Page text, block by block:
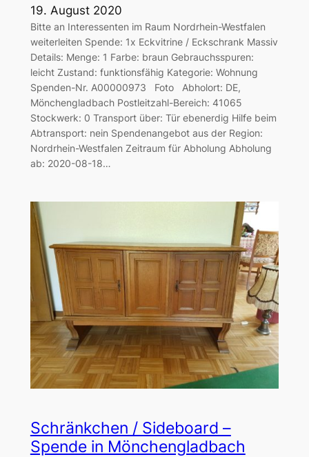
19. August 2020
Bitte an Interessenten im Raum Nordrhein-Westfalen
weiterleiten Spende: 1x Eckvitrine / Eckschrank Massiv
Details: Menge: 1 Farbe: braun Gebrauchsspuren:
leicht Zustand: funktionsfähig Kategorie: Wohnung
Spenden-Nr. A00000973 Foto Abholort: DE,
Mönchengladbach Postleitzahl-Bereich: 41065
Stockwerk: 0 Transport über: Tür ebenerdig Hilfe beim
Abtransport: nein Spendenangebot aus der Region:
Nordrhein-Westfalen Zeitraum für Abholung Abholung
ab: 2020-08-18…
Schränkchen / Sideboard –
Spende in Mönchengladbach